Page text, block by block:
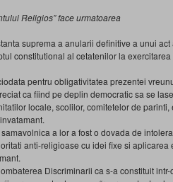
Religios” face urmatoarea
suprema a anularii definitive a unui
constitutional al cetatenilor la
pentru obligativitatea prezentei
ca fiind pe deplin democratic sa se
locale, scolilor, comitetelor de
a lor a fost o dovada de
anti-religioase cu idei fixe si aplicarea
Discriminarii ca s-a constituit